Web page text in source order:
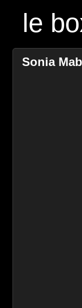
le
Sonia